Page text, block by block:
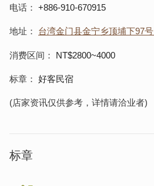
电话 +886-910-670915
地址 台湾金门县金宁乡顶埔下97号
消费区间 NT$2800~4000
标章 好客民宿
(店家资讯仅供参考，详情请洽业者)
标章